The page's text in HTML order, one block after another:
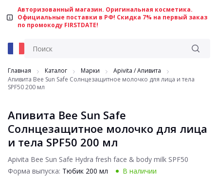
Авторизованный магазин. Оригинальная косметика.
Официальные поставки в РФ! Скидка 7% на первый заказ
по промокоду FIRSTDATE!
Главная Каталог Марки
Apivita / Aпивита
Апивита Bee Sun Safe Солнцезащитное молочко для лица и тела
SPF50 200 мл
Апивита Bee Sun Safe
Солнцезащитное молочко для лица
и тела SPF50 200 мл
Apivita Bee Sun Safe Hydra fresh face & body milk SPF50
Форма выпуска: Тюбик 200 мл В наличии